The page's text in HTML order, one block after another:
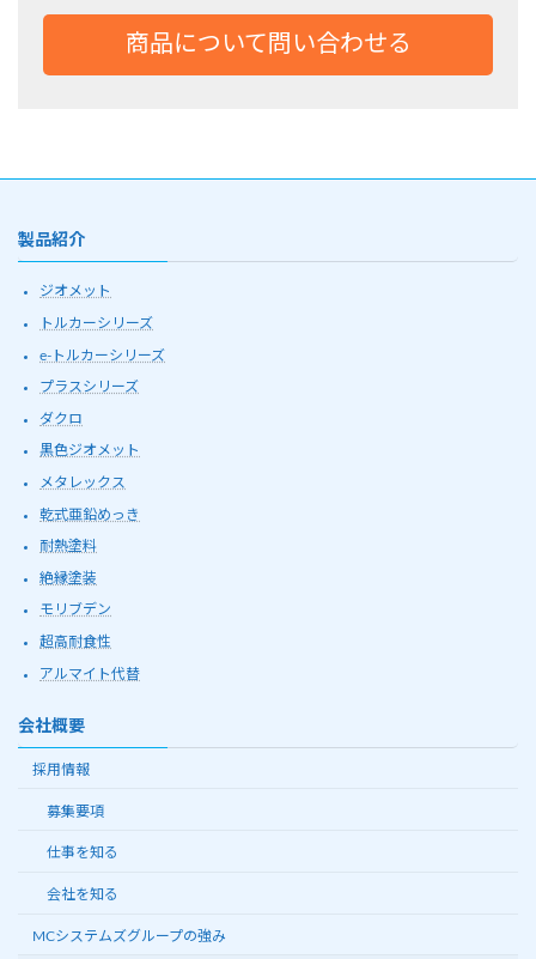
商品について問い合わせる
製品紹介
ジオメット
トルカーシリーズ
e-トルカーシリーズ
プラスシリーズ
ダクロ
黒色ジオメット
メタレックス
乾式亜鉛めっき
耐熱塗料
絶縁塗装
モリブデン
超高耐食性
アルマイト代替
会社概要
採用情報
募集要項
仕事を知る
会社を知る
MCシステムズグループの強み